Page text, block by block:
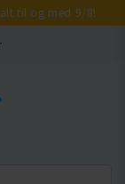
alt til og med 9/8!